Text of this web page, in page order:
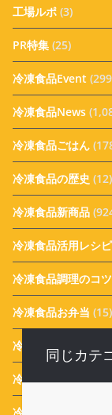
工場ルポ (3)
PR特集 (25)
冷凍食品Event
冷凍食品News
冷凍食品ごはん
冷凍食品の歴史 (12)
冷凍食品新商品
冷凍食品活用レシピ
冷凍食品調理のコツ
冷凍食品お弁当 (15)
冷凍食品業界ニュー
冷凍食品
同じカテ